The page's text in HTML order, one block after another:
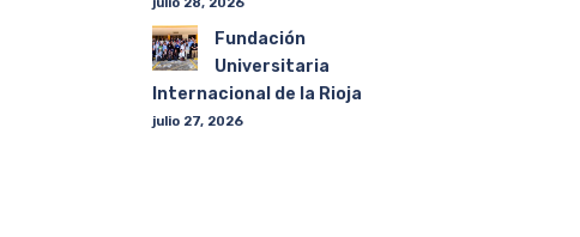
Fundación
Universitaria
Internacional de la Rioja
julio 27, 2026